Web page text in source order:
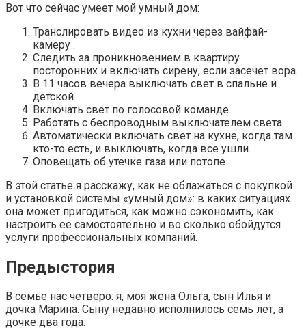
Вот что сейчас умеет мой умный дом:
Транслировать видео из кухни через вайфай-
камеру .
Следить за проникновением в квартиру
посторонних и включать сирену, если засечет вора.
В 11 часов вечера выключать свет в спальне и
детской.
Включать свет по голосовой команде.
Работать с беспроводным выключателем света.
Автоматически включать свет на кухне, когда там
кто-то есть, и выключать, когда все ушли.
Оповещать об утечке газа или потопе.
В этой статье я расскажу, как не облажаться с покупкой
и установкой системы «умный дом»: в каких ситуациях
она может пригодиться, как можно сэкономить, как
настроить ее самостоятельно и во сколько обойдутся
услуги профессиональных компаний.
Предыстория
В семье нас четверо: я, моя жена Ольга, сын Илья и
дочка Марина. Сыну недавно исполнилось семь лет, а
дочке два года.